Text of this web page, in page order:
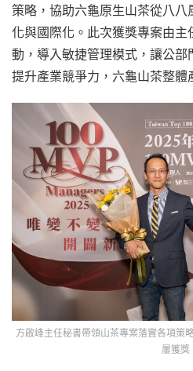
策略，協助六龜原生山茶從八
化與國際化。此次獲獎專案由主
動，導入敏捷管理模式，讓公
提升產業競爭力，六龜山茶整體
方啟峰主任秘書帶領山茶專案落實各項策
屢獲獎